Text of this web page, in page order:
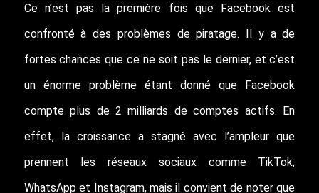
Ce n’est pas la première fois que Facebook est
confronté à des problèmes de piratage. Il y a de
fortes chances que ce ne soit pas le dernier, et c’est
un énorme problème étant donné que Facebook
compte plus de 2 milliards de comptes actifs. En
effet, la croissance a stagné avec l’ampleur que
prennent les réseaux sociaux comme TikTok,
WhatsApp et Instagram, mais il convient de noter que